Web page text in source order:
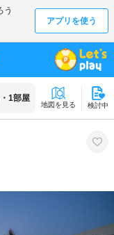
・ 1部屋
地図を見る 検討中